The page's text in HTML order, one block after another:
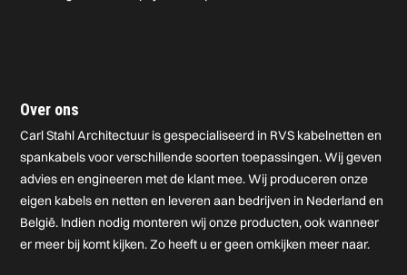
Over ons
Carl Stahl Architectuur is gespecialiseerd in RVS kabelnetten en
spankabels voor verschillende soorten toepassingen. Wij geven
advies en engineeren met de klant mee. Wij produceren onze
eigen kabels en netten en leveren aan bedrijven in Nederland en
België. Indien nodig monteren wij onze producten, ook wanneer
er meer bij komt kijken. Zo heeft u er geen omkijken meer naar.